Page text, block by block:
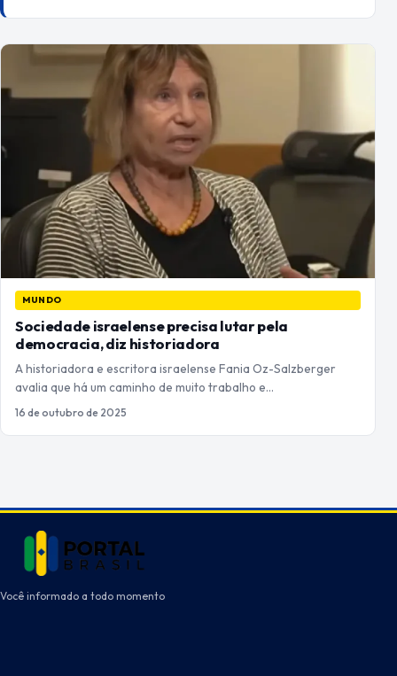
MUNDO
Sociedade israelense precisa lutar pela
democracia, diz historiadora
A historiadora e escritora israelense Fania Oz-Salzberger
avalia que há um caminho de muito trabalho e…
16 de outubro de 2025
Você informado a todo momento